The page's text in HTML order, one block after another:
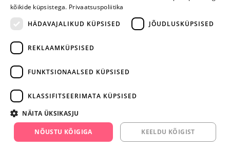
facebook.com/yesyes.ee
Instagram/yesyes.ee
kõikide küpsistega. Privaatsuspoliitika
HÄDAVAJALIKUD KÜPSISED
JÕUDLUSKÜPSISED
REKLAAMKÜPSISED
FUNKTSIONAALSED KÜPSISED
KLASSIFITSEERIMATA KÜPSISED
NÄITA ÜKSIKASJU
NÕUSTU KÕIGIGA KEELDU KÕIGIST